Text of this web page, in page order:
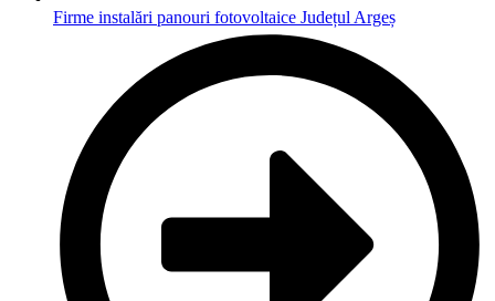
Firme instalări panouri fotovoltaice Județul Argeș